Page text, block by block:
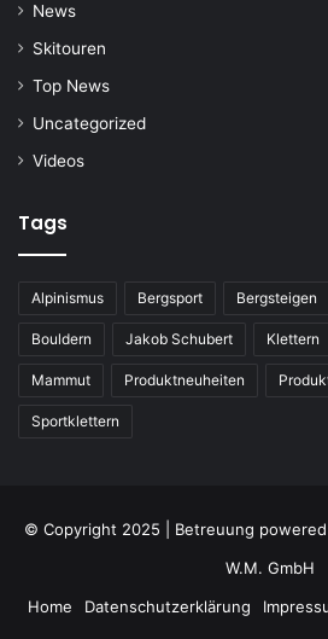
News
Skitouren
Top News
Uncategorized
Videos
Tags
Alpinismus Bergsport Bergsteigen
Bouldern Jakob Schubert Klettern
Mammut Produktneuheiten
Sportklettern
© Copyright 2025 | Betreuung
W.M. GmbH
Home
Datenschutzerklärung